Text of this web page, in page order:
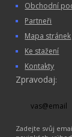
Obchodní
Partneři
Mapa stránek
Ke stažení
Kontakty
Zpravodaj:
Zadejte svůj